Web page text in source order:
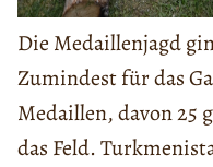
Die Medaillenjagd
Zumindest für das
Medaillen, davon
das Feld.